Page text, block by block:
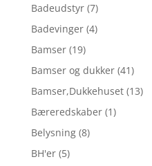
Badeudstyr (7)
Badevinger (4)
Bamser (19)
Bamser og dukker (41)
Bamser,Dukkehuset (13)
Bæreredskaber (1)
Belysning (8)
BH'er (5)